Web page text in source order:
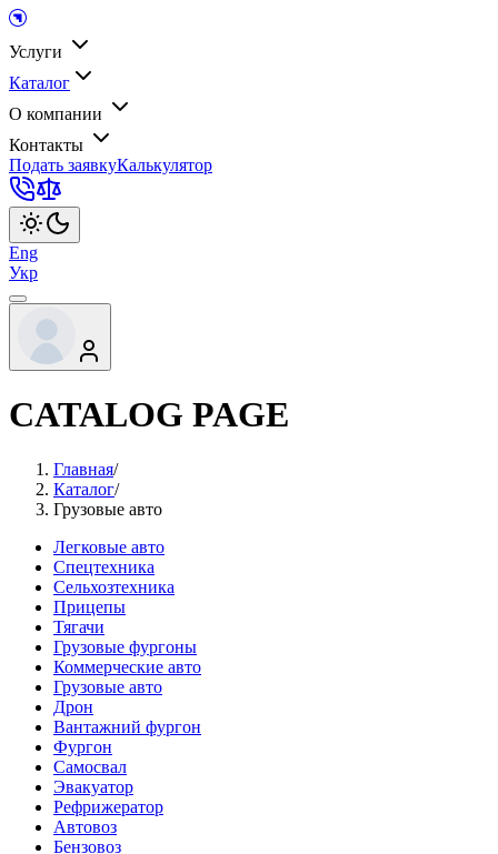
Услуги
Каталог
О компании
Контакты
Подать заявкуКалькулятор
Eng
Укр
CATALOG PAGE
Главная/
Каталог/
Грузовые авто
Легковые авто
Спецтехника
Сельхозтехника
Прицепы
Тягачи
Грузовые фургоны
Коммерческие авто
Грузовые авто
Дрон
Вантажний фургон
Фургон
Самосвал
Эвакуатор
Рефрижератор
Автовоз
Бензовоз